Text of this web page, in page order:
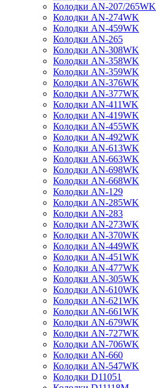
Колодки AN-207/265WK
Колодки AN-274WK
Колодки AN-459WK
Колодки AN-265
Колодки AN-308WK
Колодки AN-358WK
Колодки AN-359WK
Колодки AN-376WK
Колодки AN-377WK
Колодки AN-411WK
Колодки AN-419WK
Колодки AN-455WK
Колодки AN-492WK
Колодки AN-613WK
Колодки AN-663WK
Колодки AN-698WK
Колодки AN-668WK
Колодки AN-129
Колодки AN-285WK
Колодки AN-283
Колодки AN-273WK
Колодки AN-370WK
Колодки AN-449WK
Колодки AN-451WK
Колодки AN-477WK
Колодки AN-305WK
Колодки AN-610WK
Колодки AN-621WK
Колодки AN-661WK
Колодки AN-679WK
Колодки AN-727WK
Колодки AN-706WK
Колодки AN-660
Колодки AN-547WK
Колодки D11051